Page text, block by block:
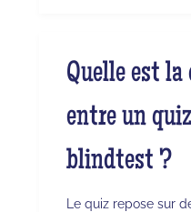
Quelle est
entre un
blindtest ?
Le quiz repose sur